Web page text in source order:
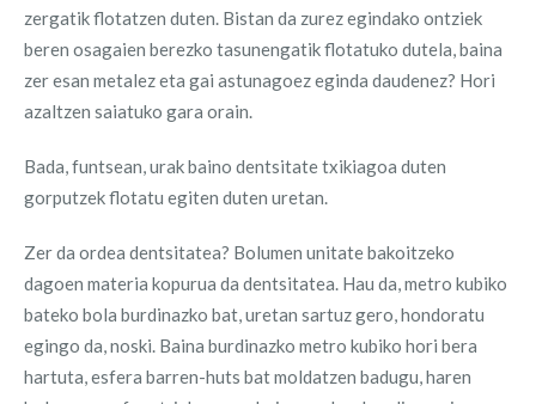
zergatik flotatzen duten. Bistan da zurez egindako ontziek
beren osagaien berezko tasunengatik flotatuko dutela, baina
zer esan metalez eta gai astunagoez eginda daudenez? Hori
azaltzen saiatuko gara orain.
Bada, funtsean, urak baino dentsitate txikiagoa duten
gorputzek flotatu egiten duten uretan.
Zer da ordea dentsitatea? Bolumen unitate bakoitzeko
dagoen materia kopurua da dentsitatea. Hau da, metro kubiko
bateko bola burdinazko bat, uretan sartuz gero, hondoratu
egingo da, noski. Baina burdinazko metro kubiko hori bera
hartuta, esfera barren-huts bat moldatzen badugu, haren